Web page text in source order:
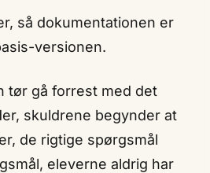
så dokumentationen er
versionen.
tør gå forrest med det
skuldrene begynder at
de rigtige spørgsmål
eleverne aldrig har